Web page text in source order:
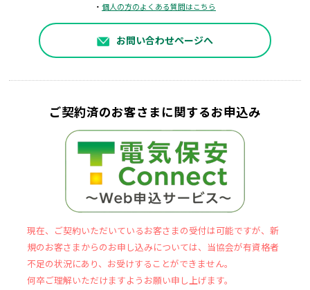
・ 個人の方のよくある質問はこちら
お問い合わせページへ
ご契約済のお客さまに関するお申込み
現在、ご契約いただいているお客さまの受付は可能ですが、新
規のお客さまからのお申し込みについては、当協会が有資格者
不足の状況にあり、お受けすることができません。
何卒ご理解いただけますようお願い申し上げます。